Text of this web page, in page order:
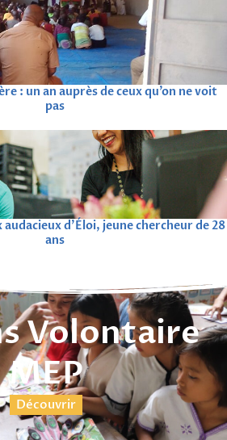
: un an auprès de ceux qu’on ne voit
pas
d’Éloi, jeune chercheur de 28
ans
Volontaire
MEP
Découvrir